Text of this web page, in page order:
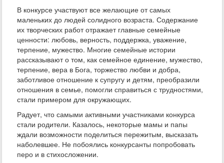
В конкурсе участвуют все желающие от самых
маленьких до людей солидного возраста. Содержание
их творческих работ отражает главные семейные
ценности: любовь, верность, поддержка, уважение,
терпение, мужество. Многие семейные истории
рассказывают о том, как семейное единение, мужество,
терпение, вера в Бога, торжество любви и добра,
заботливое отношение к супругу и детям, преобразили
отношения в семье, помогли справиться с трудностями,
стали примером для окружающих.
Радует, что самыми активными участниками конкурса
стали родители. Казалось, некоторые мамы и папы
ждали возможности поделиться пережитым, высказать
наболевшее. Не побоялись конкурсанты попробовать
перо и в стихосложении.